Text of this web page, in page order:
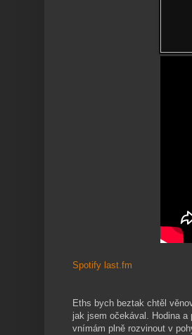
Spotify last.fm
Eths bych beztak chtěl
jak jsem očekával. Hodina
vnímám plně rozvinout v